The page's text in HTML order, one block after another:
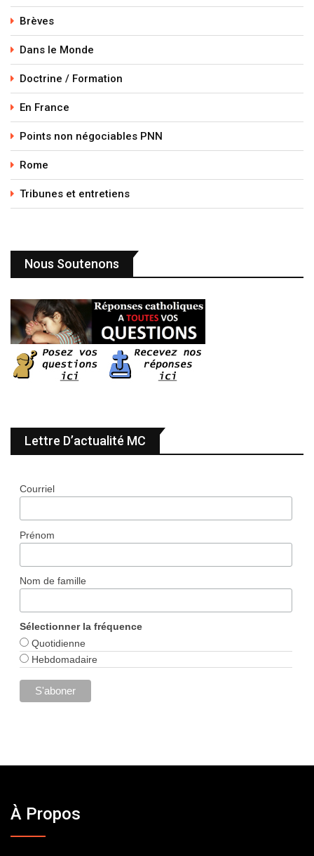
Brèves
Dans le Monde
Doctrine / Formation
En France
Points non négociables PNN
Rome
Tribunes et entretiens
Nous Soutenons
Lettre D’actualité MC
Courriel
Prénom
Nom de famille
Sélectionner la fréquence
Quotidienne
Hebdomadaire
À Propos